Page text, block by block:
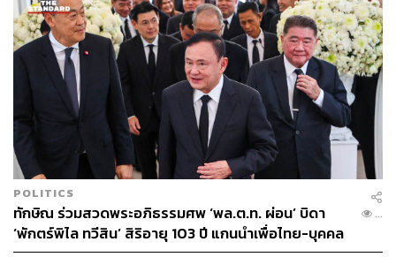
ภาพประกอบ พิชามญชุ์ วรรณสาร
TAGS: การประชุมสภาผู้แทนราษฎร
ประยุทธ์ จันทร์โอชา
นักการเมือง
มิ่งขวัญ แสงสุวรรณ์
พรรคเศรษฐกิจใหม่
POLITICS
ทักษิณ ร่วมสวดพระอภิธรรมศพ ‘พล.ต.ท. ผ่อน’ บิดา
‘พักตร์พิไล ทวีสิน’ สิริอายุ 103 ปี แกนนำเพื่อไทย-บุคคล
...